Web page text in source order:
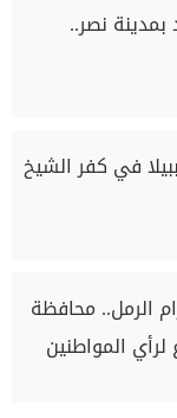
نصر..
في كفر الشيخ
الرمل.. محافظة
المواطنين